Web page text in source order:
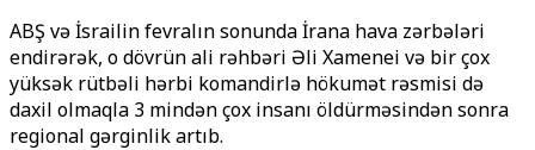
ABŞ və İsrailin fevralın sonunda İrana hava zərbələri
endirərək, o dövrün ali rəhbəri Əli Xamenei və bir çox
yüksək rütbəli hərbi komandirlə hökumət rəsmisi də
daxil olmaqla 3 mindən çox insanı öldürməsindən sonra
regional gərginlik artıb.